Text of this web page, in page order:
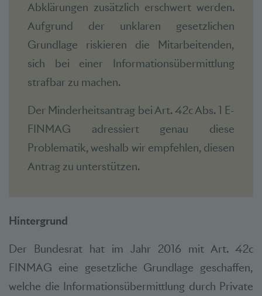
Abklärungen zusätzlich erschwert werden.
Aufgrund der unklaren gesetzlichen
Grundlage riskieren die Mitarbeitenden,
sich bei einer Informationsübermittlung
strafbar zu machen.
Der Minderheitsantrag bei Art. 42c Abs. 1 E-
FINMAG adressiert genau diese
Problematik, weshalb wir empfehlen, diesen
Antrag zu unterstützen.
Hintergrund
Der Bundesrat hat im Jahr 2016 mit Art. 42c
FINMAG eine gesetzliche Grundlage geschaffen,
welche die Informationsübermittlung durch Private